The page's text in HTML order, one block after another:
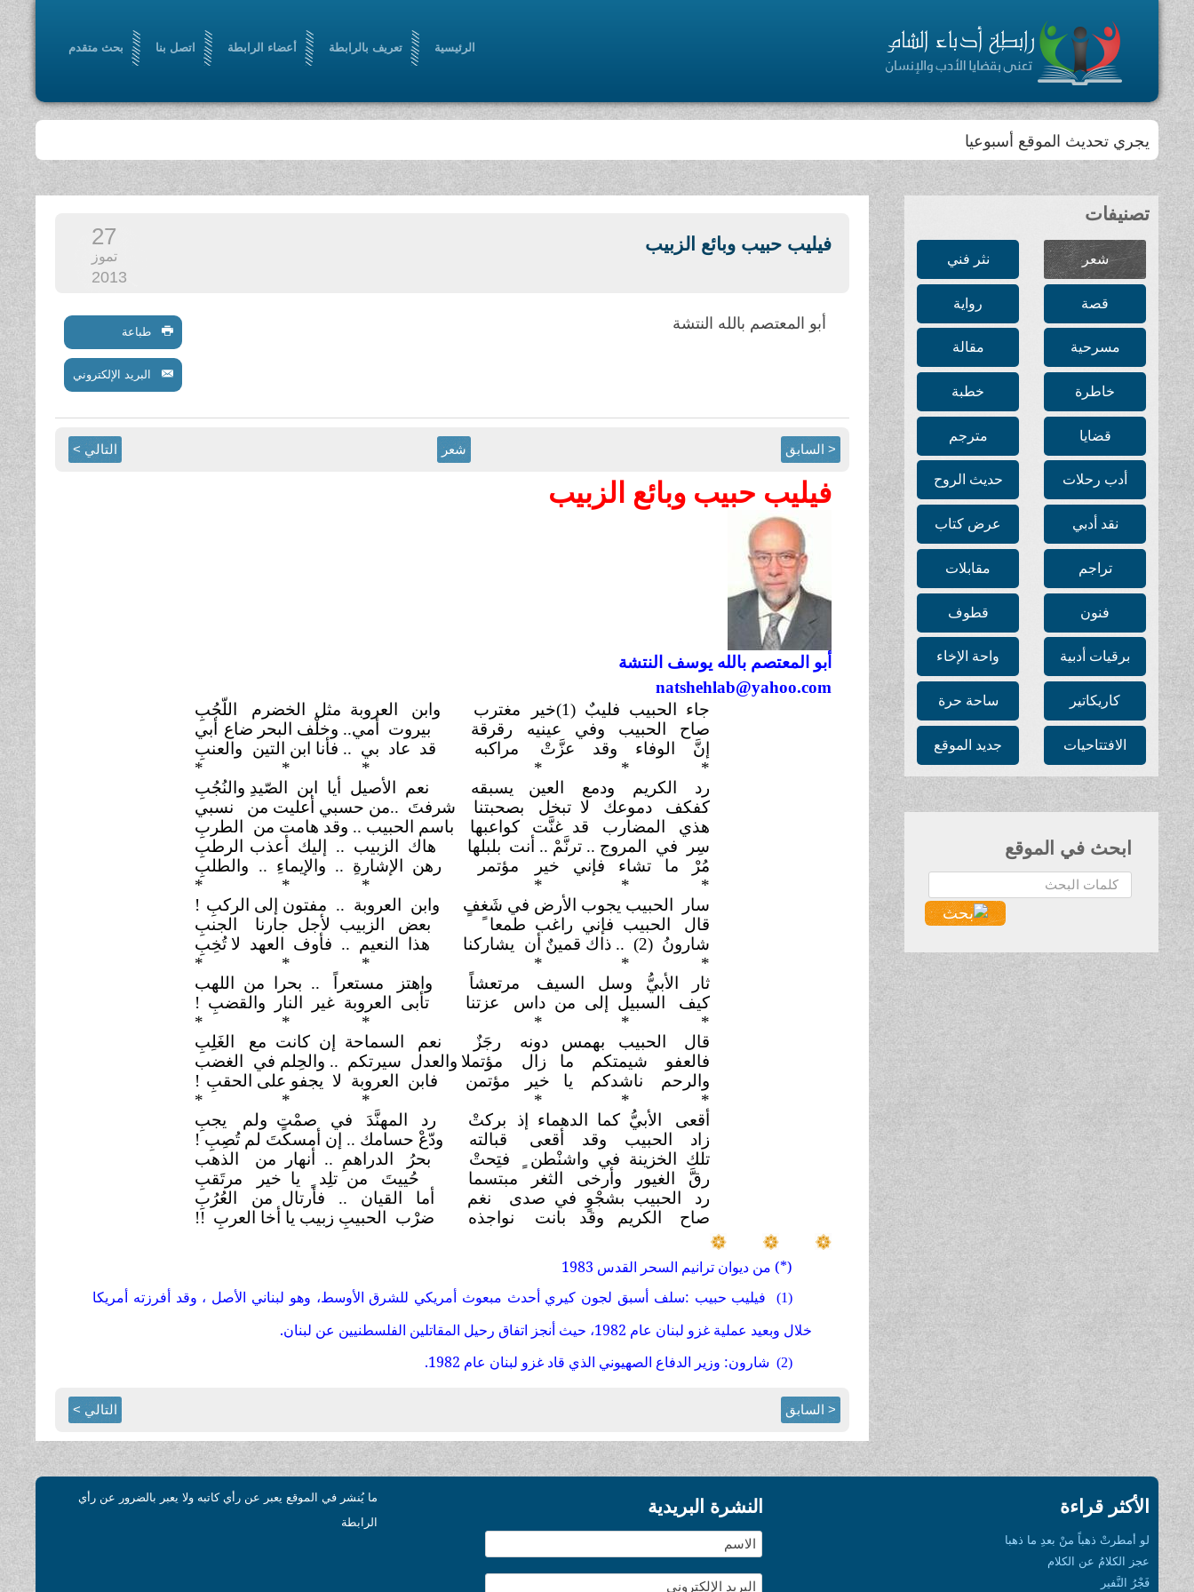
الرئيسية تعريف بالرابطة أعضاء الرابطة اتصل بنا بحث متقدم
يجري تحديث الموقع أسبوعيا
تصنيفات
شعر نثر فني
قصة رواية
مسرحية مقالة
خاطرة خطبة
قضايا مترجم
أدب رحلات حديث الروح
نقد أدبي عرض كتاب
تراجم مقابلات
فنون قطوف
برقيات أدبية واحة الإخاء
كاريكاتير ساحة حرة
الافتتاحيات جديد الموقع
ابحث في الموقع
البحث...
فيليب حبيب وبائع الزبيب 27
تموز
2013
أبو المعتصم بالله النتشة طباعة
البريد الإلكتروني
< السابق شعر التالي >
فيليب حبيب وبائع الزبيب
أبو المعتصم بالله يوسف النتشة
natshehlab@yahoo.com
جاء الحبيب فليبٌ (1)خير
مغترب
صاح الحبيب وفي عينيه
رقرقة
إنَّ الوفاء وقد عزَّتْ
مراكبه
* *
*
رد الكريم ودمع العين
يسبقه
كفكف دموعك لا تبخل
بصحبتنا
هذي المضارب قد غنَّت
كواعبها
سِر في المروج .. ترنَّمْ .. أنت بلبلها
مُرْ ما تشاء فإني خير
مؤتمر
* *
*
سار الحبيب يجوب الأرض في شَغفٍ
قال الحبيب فإني راغب طمعا
شارونُ (2) .. ذاك قمينٌ أن
يشاركنا
* *
*
ثار الأبيُّ وسل السيف
مرتعشاً
كيف السبيل إلى من داس
عزتنا
* *
*
قال الحبيب بهمس دونه
رجَزٌ
فالعفو شيمتكم ما زال
مؤتملا
والرحم ناشدكم يا خير
مؤتمن
* *
*
أقعى الأبيُّ كما الدهماء إذ
بركتْ
زاد الحبيب وقد أقعى
قبالته
تلك الخزينة في واشنْطن ٍ
فتِحتْ
رقَّ الغيور وأرخى الثغر مبتسما
رد الحبيب بشجْوٍ في صدى
نغم
صاح الكريم وقد بانت
نواجذه
وابن العروبة مثل الخضرم
اللّجُبِ
بيروت أمي.. وخلْف البحر ضاع
أبي
قد عاد بي .. فأنا ابن التين
والعنبِ
* *
*
نعم الأصيل أيا ابن الصّيدِ والنُجُبِ
شرفتَ ..من حسبي أعليت من
نسبي
باسم الحبيب .. وقد هامت من
الطربِ
هاك الزبيب .. إليك أعذب
الرطبِ
رهن الإشارةِ .. والإيماءِ ..
والطلبِ
* *
*
وابن العروبة .. مفتون إلى الركبِ !
بعض الزبيب لأجل جارنا
الجنبِ
هذا النعيم .. فأوف العهد لا تُخِبِ
* *
*
واهتز مستعراً .. بحرا من اللهب
تأبى العروبة غير النار والقضبِ !
* *
*
نعم السماحة إن كانت مع
الغَلِبِ
والعدل سيرتكم .. والحِلم في
الغضب
فابن العروبة لا يجفو على الحقبِ !
* *
*
رد المهنَّدَ في صمْتٍ ولم
يجبِ
ودّعْ حسامك .. إن أمسكتَ لم تُصِبِ !
بحرُ الدراهمِ .. أنهار من
الذهب
حُييتَ من تلِد ٍ يا خير
مرتَقبِ
أما القيان .. فأرتال من
العُرُبِ
ضرْب الحبيبِ زبيب يا أخا العربِ !!
(*) من ديوان ترانيم السحر القدس 1983
(1)
فيليب حبيب :سلف أسبق لجون كيري أحدث مبعوث أمريكي للشرق الأوسط، وهو لبناني الأصل ، وقد أفرزته أمريكا
خلال وبعيد عملية غزو لبنان عام 1982، حيث أنجز اتفاق رحيل المقاتلين الفلسطنيين عن لبنان.
(2) شارون: وزير الدفاع الصهيوني الذي قاد غزو لبنان عام 1982.
< السابق التالي >
الأكثر قراءة
لو أمطرتْ ذهباً منْ بعدِ ما ذهبا
عجز الكلامُ عن الكلام
فَجْرُ النَّفير
النشرة البريدية
ما يُنشر في الموقع يعبر عن رأي كاتبه ولا يعبر بالضرور عن رأي
الرابطة